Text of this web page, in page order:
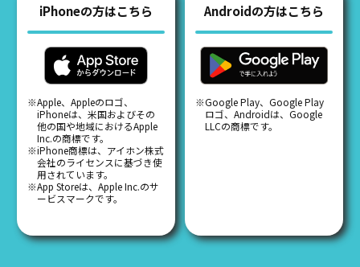
iPhoneの方はこちら
※Apple、Appleのロゴ、
iPhoneは、米国およびその
他の国や地域におけるApple
Inc.の商標です。
※iPhone商標は、アイホン株式
会社のライセンスに基づき使
用されています。
※App Storeは、Apple Inc.のサ
ービスマークです。
Androidの方はこちら
※Google Play、Google Play
ロゴ、Androidは、Google
LLCの商標です。